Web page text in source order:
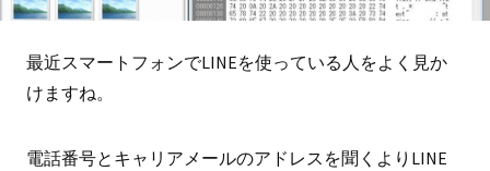
最近スマートフォンでLINEを使っている人をよく見か
けますね。
電話番号とキャリアメールのアドレスを聞くよりLINE